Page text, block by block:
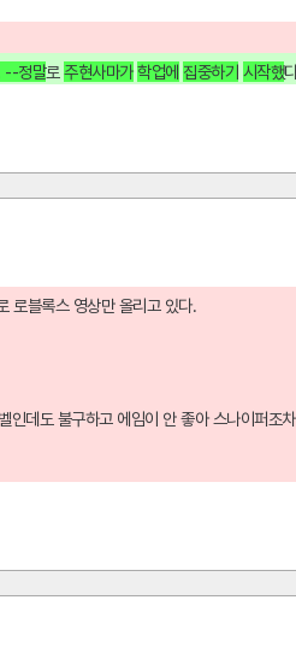
--정말로 주현사마가 학업에 집중하기 시작했
로블록스 영상만 올리고 있다.
도 불구하고 에임이 안 좋아 스나이퍼조